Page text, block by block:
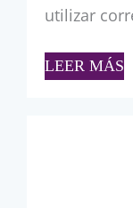
utilizar
LEER MÁS